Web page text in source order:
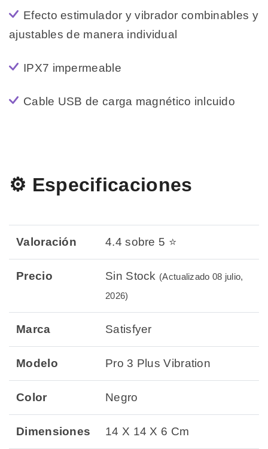
Efecto estimulador y vibrador combinables y
ajustables de manera individual
IPX7 impermeable
Cable USB de carga magnético inlcuido
⚙️ Especificaciones
Valoración 4.4 sobre 5 ⭐
Precio Sin Stock (Actualizado 08 julio,
2026)
Marca Satisfyer
Modelo Pro 3 Plus Vibration
Color Negro
Dimensiones 14 X 14 X 6 Cm